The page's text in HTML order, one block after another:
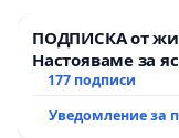
ПОДПИСКА от
Настояваме за
АД и от
177 подписи
Уведомление за